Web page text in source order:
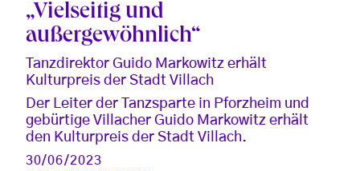
„Vielseitig und
außergewöhnlich“
Tanzdirektor Guido Markowitz erhält
Kulturpreis der Stadt Villach
Der Leiter der Tanzsparte in Pforzheim und
gebürtige Villacher Guido Markowitz erhält
den Kulturpreis der Stadt Villach.
30/06/2023